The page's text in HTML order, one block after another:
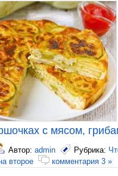
с мясом,
Автор: admin Рубрика:
второе
комментария 3 »